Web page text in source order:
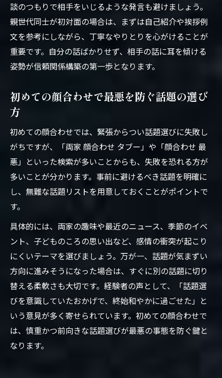
談のつもりで相手をいじるような発言も避けましょう。
親世代同士が初対面の場合は、まずは自己紹介や挨拶例
文を参考にしながら、丁寧なやりとりを心がけることが
重要です。自分の話ばかりせず、相手の話に耳を傾ける
姿勢が信頼関係構築の第一歩となります。
初めての顔合わせで最悪を防ぐ話題の選び
方
初めての顔合わせでは、緊張からつい話題選びに失敗し
がちですが、「両家 顔合わせ タブー」や「顔合わせ 最
悪」といった検索が多いことからも、失敗を恐れる方が
多いことが分かります。事前に避けるべき話題を明確に
し、無難な話題リストを用意しておくことがポイントで
す。
具体的には、両家の趣味や最近のニュース、季節のイベ
ント、子どものころの思い出など、感情の衝突が起こり
にくいテーマを選びましょう。万が一、話題が気まずい
方向に進みそうになった場合は、すぐに別の話題に切り
替える柔軟さも大切です。経験者の声として、「話題選
びを意識していたおかげで、終始和やかに過ごせた」と
いう意見が多く寄せられています。初めての顔合わせで
は、慎重かつ前向きな話題選びが最悪の事態を防ぐ鍵と
なります。